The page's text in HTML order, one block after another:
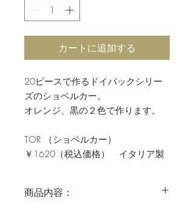
カートに追加する
20ピースで作るドイパックシリー
ズのショベルカー。
オレンジ、黒の２色で作ります。
TOR （ショベルカー）
￥1620（税込価格） イタリア製
商品内容：